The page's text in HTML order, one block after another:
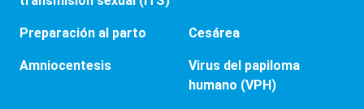
Preparación al parto Cesárea
Amniocentesis
Virus del papiloma
humano (VPH)